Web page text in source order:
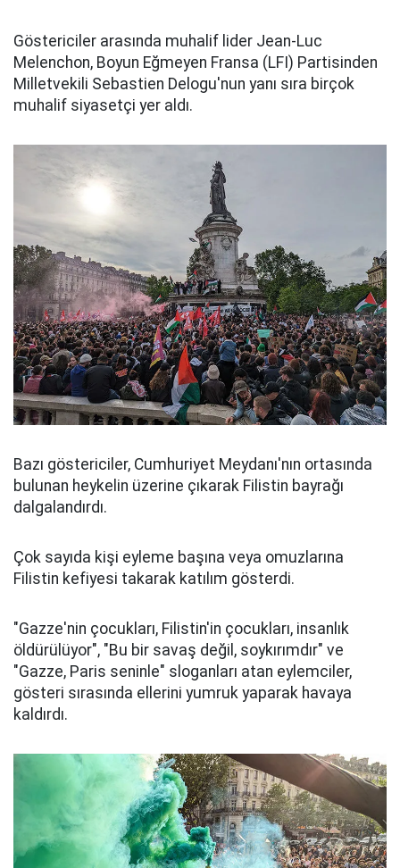
Göstericiler arasında muhalif lider Jean-Luc
Melenchon, Boyun Eğmeyen Fransa (LFI) Partisinden
Milletvekili Sebastien Delogu'nun yanı sıra birçok
muhalif siyasetçi yer aldı.
Bazı göstericiler, Cumhuriyet Meydanı'nın ortasında
bulunan heykelin üzerine çıkarak Filistin bayrağı
dalgalandırdı.
Çok sayıda kişi eyleme başına veya omuzlarına
Filistin kefiyesi takarak katılım gösterdi.
"Gazze'nin çocukları, Filistin'in çocukları, insanlık
öldürülüyor", "Bu bir savaş değil, soykırımdır" ve
"Gazze, Paris seninle" sloganları atan eylemciler,
gösteri sırasında ellerini yumruk yaparak havaya
kaldırdı.